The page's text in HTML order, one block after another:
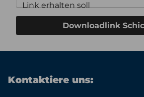
Link erhalten soll
Downloadlink
Kontaktiere uns: